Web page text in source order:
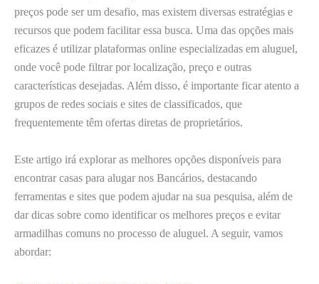
preços pode ser um desafio, mas existem diversas estratégias e
recursos que podem facilitar essa busca. Uma das opções mais
eficazes é utilizar plataformas online especializadas em aluguel,
onde você pode filtrar por localização, preço e outras
características desejadas. Além disso, é importante ficar atento a
grupos de redes sociais e sites de classificados, que
frequentemente têm ofertas diretas de proprietários.
Este artigo irá explorar as melhores opções disponíveis para
encontrar casas para alugar nos Bancários, destacando
ferramentas e sites que podem ajudar na sua pesquisa, além de
dar dicas sobre como identificar os melhores preços e evitar
armadilhas comuns no processo de aluguel. A seguir, vamos
abordar: